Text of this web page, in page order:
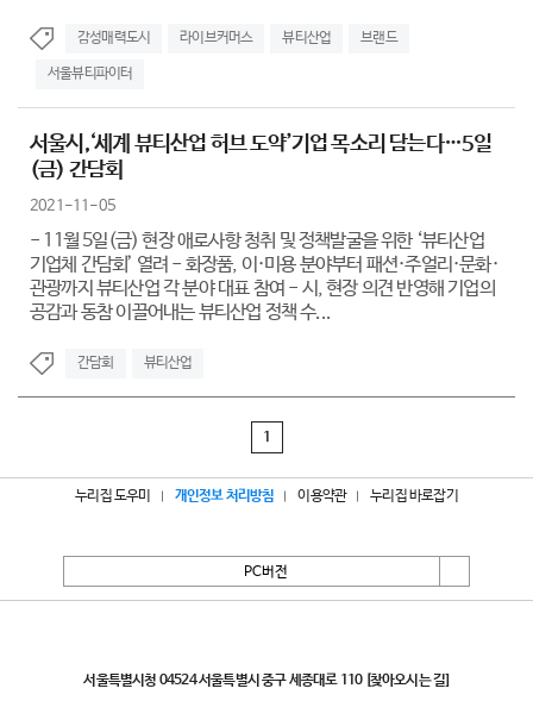
감성매력도시 라이브커머스 뷰티산업 브랜드
서울뷰티파이터
서울시,‘세계 뷰티산업 허브 도약’기업 목소리 담는다…5일
(금) 간담회
2021-11-05
- 11월 5일(금) 현장 애로사항 청취 및 정책발굴을 위한 ‘뷰티산업
기업체 간담회’ 열려 - 화장품, 이·미용 분야부터 패션·주얼리·문화·
관광까지 뷰티산업 각 분야 대표 참여 - 시, 현장 의견 반영해 기업의
공감과 동참 이끌어내는 뷰티산업 정책 수...
간담회 뷰티산업
1
누리집 도우미 개인정보 처리방침 이용약관 누리집 바로잡기
PC버전
서울특별시청 04524 서울특별시 중구 세종대로 110 [찾아오시는 길]